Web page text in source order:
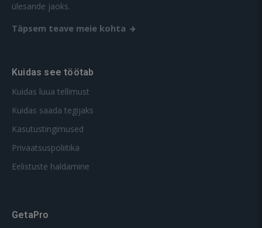
ülesande jaoks.
Täpsem teave meie kohta
Kuidas see töötab
Kuidas luua tellimust
Kuidas saada tegijaks
Kasutustingimused
Privaatsuspoliitika
Eelistuste haldamine
GetaPro